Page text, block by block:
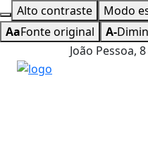
Alto contraste Modo
AaFonte original A-
João Pessoa,